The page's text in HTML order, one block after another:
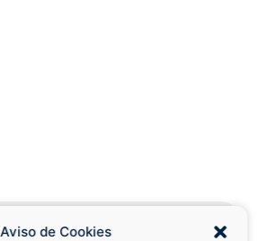
Aviso de Cookies